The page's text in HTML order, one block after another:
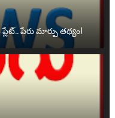
పేరు మార్పు తథ్యం!